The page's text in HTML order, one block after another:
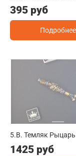
395 руб
Подробнее
5.B. Темляк Рыцарь
1425 руб